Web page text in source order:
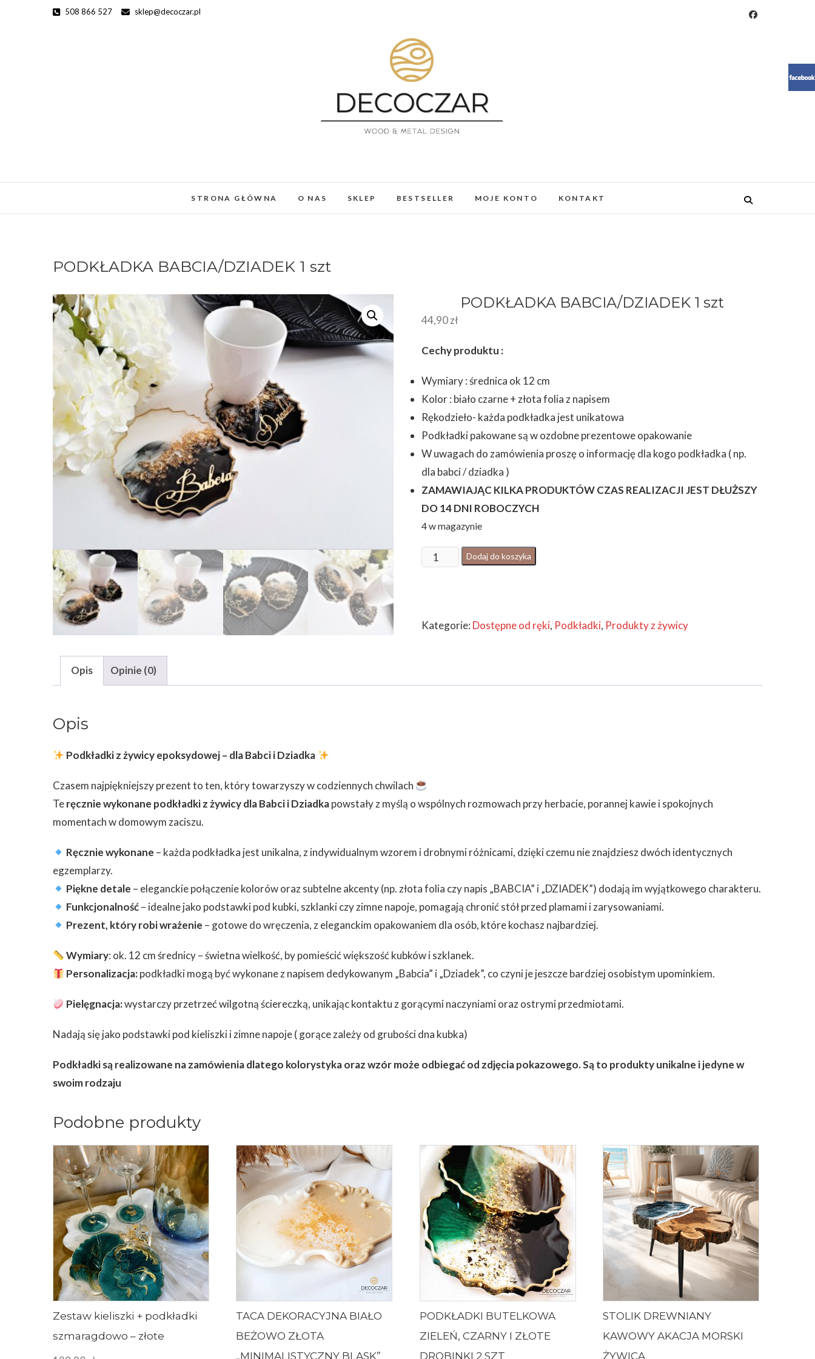
508 866 527 sklep@decoczar.pl
DECOCZAR
STRONA GŁÓWNA O NAS SKLEP BESTSELLER MOJE KONTO KONTAKT
PODKŁADKA BABCIA/DZIADEK 1 szt
PODKŁADKA BABCIA/DZIADEK 1 szt
44,90zł
Cechy produktu :
Wymiary : średnica ok 12 cm
Kolor : biało czarne + złota folia z napisem
Rękodzieło- każda podkładka jest unikatowa
Podkładki pakowane są w ozdobne prezentowe opakowanie
W uwagach do zamówienia proszę o informację dla kogo podkładka ( np.
dla babci / dziadka )
ZAMAWIAJĄC KILKA PRODUKTÓW CZAS REALIZACJI JEST DŁUŻSZY
DO 14 DNI ROBOCZYCH
4 w magazynie
ilość
szt
Dodaj do koszyka
Kategorie: Dostępne od ręki, Podkładki, Produkty z żywicy
Opis Opinie (0)
Opis
Podkładki z żywicy epoksydowej – dla Babci i Dziadka
Czasem najpiękniejszy prezent to ten, który towarzyszy w codziennych chwilach
Teręcznie wykonane podkładki z żywicy dla Babci i Dziadkapowstały z myślą o wspólnych rozmowach przy herbacie, porannej kawie i spokojnych
momentach w domowym zaciszu.
Ręcznie wykonane – każda podkładka jest unikalna, z indywidualnym wzorem i drobnymi różnicami, dzięki czemu nie znajdziesz dwóch identycznych
egzemplarzy.
Piękne detale – eleganckie połączenie kolorów oraz subtelne akcenty (np. złota folia czy napis „BABCIA” i „DZIADEK”) dodają im wyjątkowego charakteru.
Funkcjonalność– idealne jako podstawki pod kubki, szklanki czy zimne napoje, pomagają chronić stół przed plamami i zarysowaniami.
Prezent, który robi wrażenie – gotowe do wręczenia, z eleganckim opakowaniem dla osób, które kochasz najbardziej.
Wymiary: ok. 12 cm średnicy – świetna wielkość, by pomieścić większość kubków i szklanek.
Personalizacja:podkładki mogą być wykonane z napisem dedykowanym „Babcia” i „Dziadek”, co czyni je jeszcze bardziej osobistym upominkiem.
Pielęgnacja:wystarczy przetrzeć wilgotną ściereczką, unikając kontaktu z gorącymi naczyniami oraz ostrymi przedmiotami.
Nadają się jako podstawki pod kieliszki i zimne napoje ( gorące zależy od grubości dna kubka)
Podkładki są realizowane na zamówienia dlatego kolorystyka oraz wzór może odbiegać od zdjęcia pokazowego. Są to produkty unikalne i jedyne w
swoim rodzaju
Podobne produkty
Zestaw kieliszki + podkładki
szmaragdowo – złote
TACA DEKORACYJNA BIAŁO
BEŻOWO ZŁOTA
„MINIMALISTYCZNY BLASK”
PODKŁADKI BUTELKOWA
ZIELEŃ, CZARNY I ZŁOTE
DROBINKI 2 SZT
STOLIK DREWNIANY
KAWOWY AKACJA MORSKI
ŻYWICA